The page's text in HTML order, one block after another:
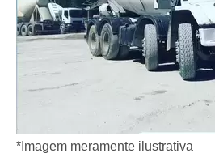
*Imagem meramente ilustrativa